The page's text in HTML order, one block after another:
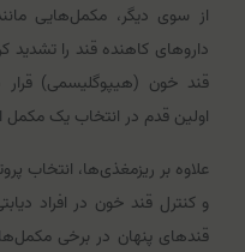
از سوی دیگر، مکمل‌هایی
داروهای کاهنده قند را تشدید
قند خون (هیپوگلیسمی) قرار
اولین قدم در انتخاب یک
علاوه بر ریزمغذی‌ها، انتخاب
و کنترل قند خون در افراد
قندهای پنهان در برخی